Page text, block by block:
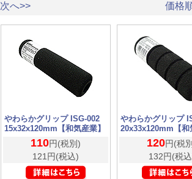
次へ>> 価格
やわらかグリップ ISG-002
15x32x120mm【和気産業】
110円(税別)
121円(税込)
やわらかグリップ
20x33x120mm【和
120円(税
132円(税